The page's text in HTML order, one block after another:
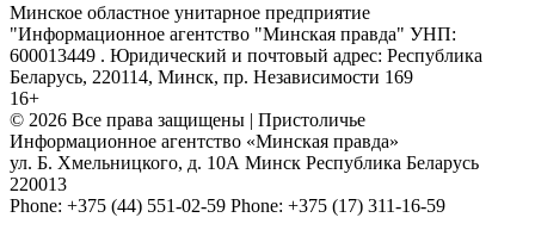
Минское областное унитарное предприятие
"Информационное агентство "Минская правда" УНП:
600013449 . Юридический и почтовый адрес: Республика
Беларусь, 220114, Минск, пр. Независимости 169
16+
© 2026 Все права защищены | Пристоличье
Информационное агентство «Минская правда»
ул. Б. Хмельницкого, д. 10А Минск Республика Беларусь
220013
Phone: +375 (44) 551-02-59 Phone: +375 (17) 311-16-59